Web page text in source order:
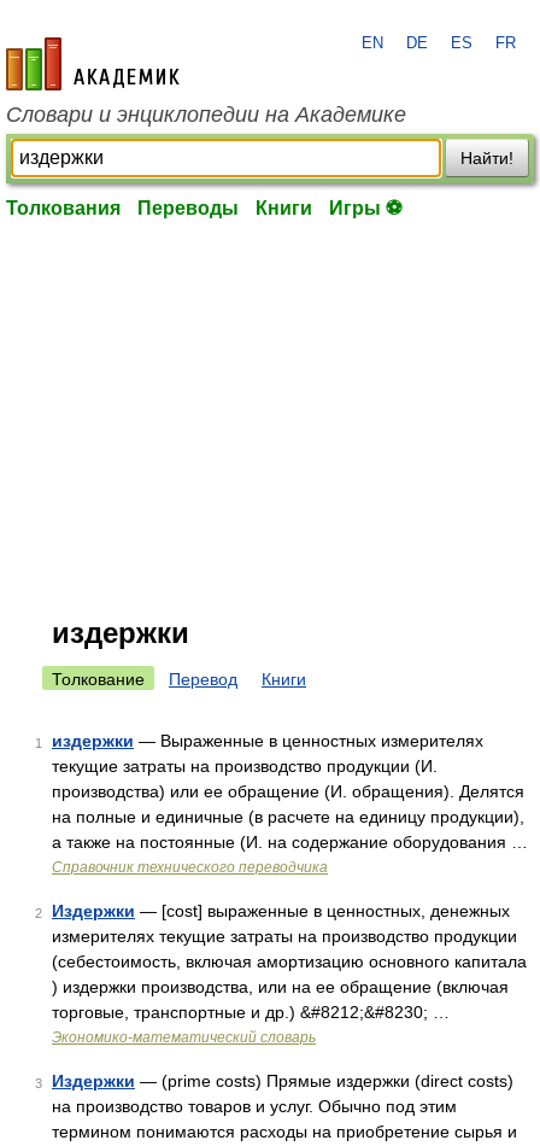
academic.ru
EN DE ES FR
Словари и энциклопедии на Академике
Найти!
Толкования Переводы Книги Игры ⚽
издержки
Толкование Перевод Книги
1 издержки — Выраженные в ценностных измерителях
текущие затраты на производство продукции (И.
производства) или ее обращение (И. обращения). Делятся
на полные и единичные (в расчете на единицу продукции),
а также на постоянные (И. на содержание оборудования …
Справочник технического переводчика
2 Издержки — [cost] выраженные в ценностных, денежных
измерителях текущие затраты на производство продукции
(себестоимость, включая амортизацию основного капитала
) издержки производства, или на ее обращение (включая
торговые, транспортные и др.) &#8212;&#8230; …
Экономико-математический словарь
3 Издержки — (prime costs) Прямые издержки (direct costs)
на производство товаров и услуг. Обычно под этим
термином понимаются расходы на приобретение сырья и